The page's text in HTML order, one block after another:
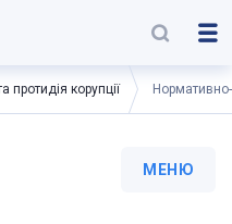
протидія корупції
МЕНЮ